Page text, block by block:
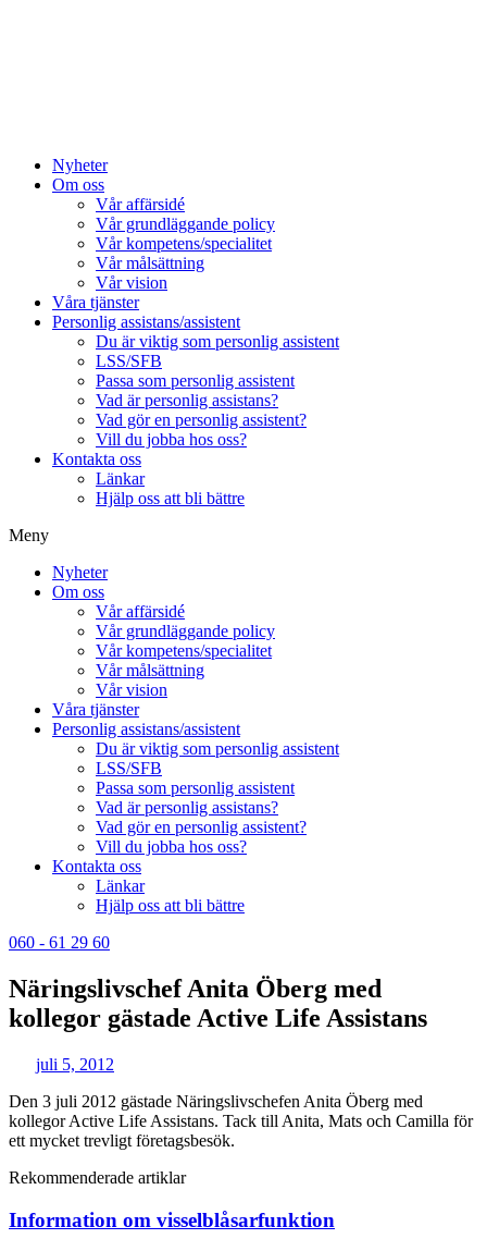
Nyheter
Om oss
Vår affärsidé
Vår grundläggande policy
Vår kompetens/specialitet
Vår målsättning
Vår vision
Våra tjänster
Personlig assistans/assistent
Du är viktig som personlig assistent
LSS/SFB
Passa som personlig assistent
Vad är personlig assistans?
Vad gör en personlig assistent?
Vill du jobba hos oss?
Kontakta oss
Länkar
Hjälp oss att bli bättre
Meny
Nyheter
Om oss
Vår affärsidé
Vår grundläggande policy
Vår kompetens/specialitet
Vår målsättning
Vår vision
Våra tjänster
Personlig assistans/assistent
Du är viktig som personlig assistent
LSS/SFB
Passa som personlig assistent
Vad är personlig assistans?
Vad gör en personlig assistent?
Vill du jobba hos oss?
Kontakta oss
Länkar
Hjälp oss att bli bättre
060 - 61 29 60
Näringslivschef Anita Öberg med
kollegor gästade Active Life Assistans
juli 5, 2012
Den 3 juli 2012 gästade Näringslivschefen Anita Öberg med
kollegor Active Life Assistans. Tack till Anita, Mats och Camilla för
ett mycket trevligt företagsbesök.
Rekommenderade artiklar
Information om visselblåsarfunktion